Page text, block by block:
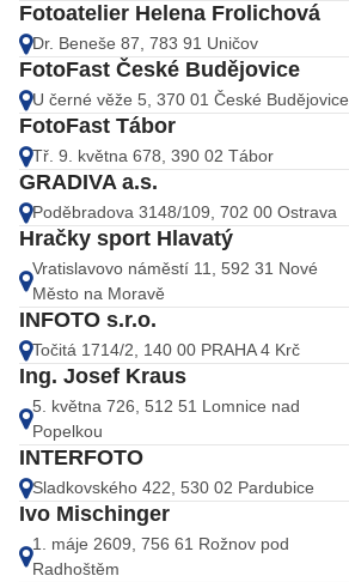
Fotoatelier Helena Frolichová
Dr. Beneše 87, 783 91 Uničov
FotoFast České Budějovice
U černé věže 5, 370 01 České Budějovice
FotoFast Tábor
Tř. 9. května 678, 390 02 Tábor
GRADIVA a.s.
Poděbradova 3148/109, 702 00 Ostrava
Hračky sport Hlavatý
Vratislavovo náměstí 11, 592 31 Nové
Město na Moravě
INFOTO s.r.o.
Točitá 1714/2, 140 00 PRAHA 4 Krč
Ing. Josef Kraus
5. května 726, 512 51 Lomnice nad
Popelkou
INTERFOTO
Sladkovského 422, 530 02 Pardubice
Ivo Mischinger
1. máje 2609, 756 61 Rožnov pod
Radhoštěm